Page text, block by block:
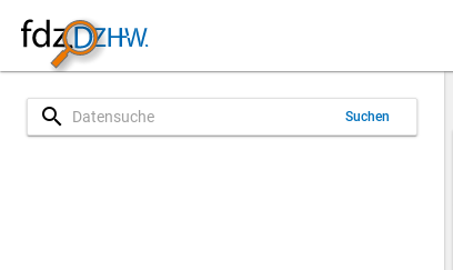
search Suchen